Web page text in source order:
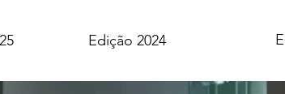
Edição 2024